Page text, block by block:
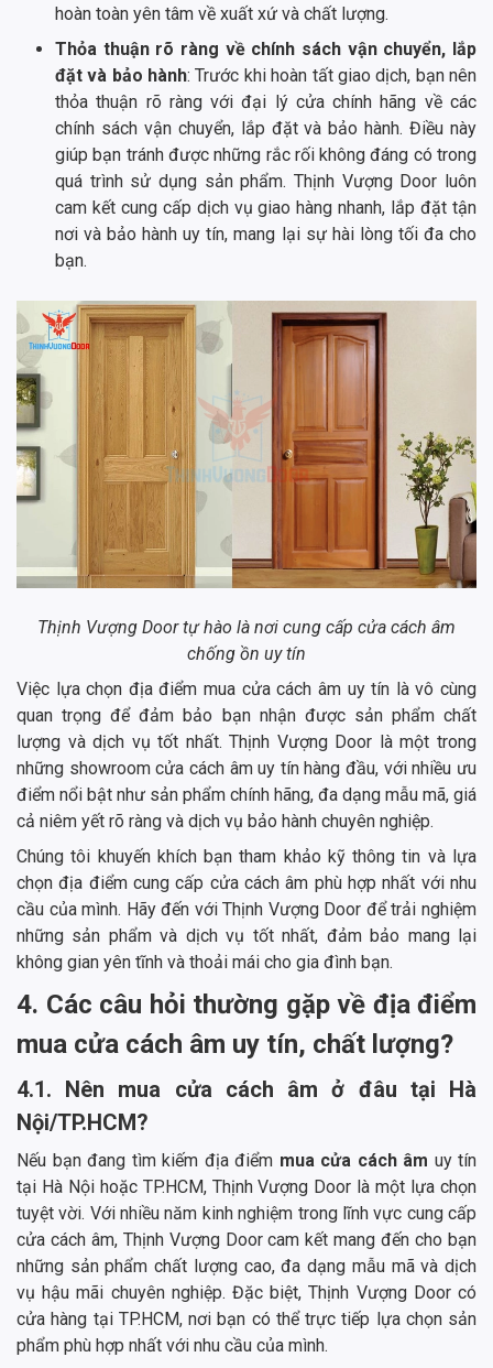
hoàn toàn yên tâm về xuất xứ và chất lượng.
Thỏa thuận rõ ràng về chính sách vận chuyển, lắp
đặt và bảo hành: Trước khi hoàn tất giao dịch, bạn nên
thỏa thuận rõ ràng với đại lý cửa chính hãng về các
chính sách vận chuyển, lắp đặt và bảo hành. Điều này
giúp bạn tránh được những rắc rối không đáng có trong
quá trình sử dụng sản phẩm. Thịnh Vượng Door luôn
cam kết cung cấp dịch vụ giao hàng nhanh, lắp đặt tận
nơi và bảo hành uy tín, mang lại sự hài lòng tối đa cho
bạn.
Thịnh Vượng Door tự hào là nơi cung cấp cửa cách âm
chống ồn uy tín
Việc lựa chọn địa điểm mua cửa cách âm uy tín là vô cùng
quan trọng để đảm bảo bạn nhận được sản phẩm chất
lượng và dịch vụ tốt nhất. Thịnh Vượng Door là một trong
những showroom cửa cách âm uy tín hàng đầu, với nhiều ưu
điểm nổi bật như sản phẩm chính hãng, đa dạng mẫu mã, giá
cả niêm yết rõ ràng và dịch vụ bảo hành chuyên nghiệp.
Chúng tôi khuyến khích bạn tham khảo kỹ thông tin và lựa
chọn địa điểm cung cấp cửa cách âm phù hợp nhất với nhu
cầu của mình. Hãy đến với Thịnh Vượng Door để trải nghiệm
những sản phẩm và dịch vụ tốt nhất, đảm bảo mang lại
không gian yên tĩnh và thoải mái cho gia đình bạn.
4. Các câu hỏi thường gặp về địa điểm
mua cửa cách âm uy tín, chất lượng?
4.1. Nên mua cửa cách âm ở đâu tại Hà
Nội/TP.HCM?
Nếu bạn đang tìm kiếm địa điểm mua cửa cách âm uy tín
tại Hà Nội hoặc TP.HCM, Thịnh Vượng Door là một lựa chọn
tuyệt vời. Với nhiều năm kinh nghiệm trong lĩnh vực cung cấp
cửa cách âm, Thịnh Vượng Door cam kết mang đến cho bạn
những sản phẩm chất lượng cao, đa dạng mẫu mã và dịch
vụ hậu mãi chuyên nghiệp. Đặc biệt, Thịnh Vượng Door có
cửa hàng tại TP.HCM, nơi bạn có thể trực tiếp lựa chọn sản
phẩm phù hợp nhất với nhu cầu của mình.